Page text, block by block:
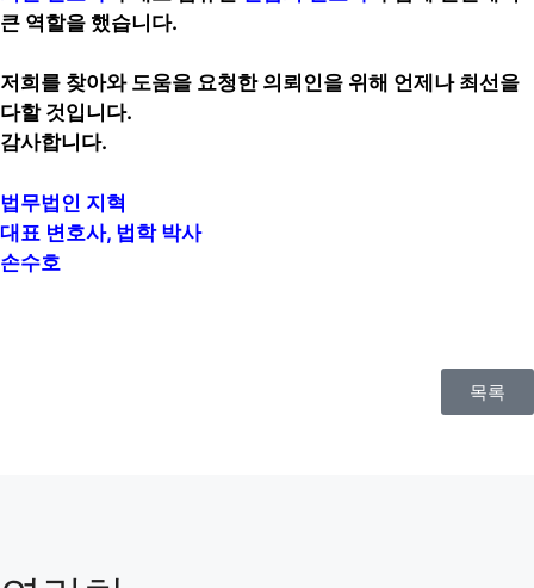
큰 역할을 했습니다.
저희를 찾아와 도움을 요청한 의뢰인을 위해 언제나 최선을
다할 것입니다.
감사합니다.
법무법인 지혁
대표 변호사, 법학 박사
손수호
목록